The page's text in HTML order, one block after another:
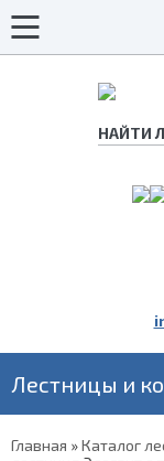
Лестницы и
Главная »Каталог